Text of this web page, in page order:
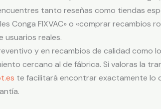
tanto reseñas como tiendas
Conga FIXVAC» o «comprar recambios
usuarios reales.
y en recambios de calidad como
cercano al de fábrica. Si valoras la
te facilitará encontrar exactamente lo